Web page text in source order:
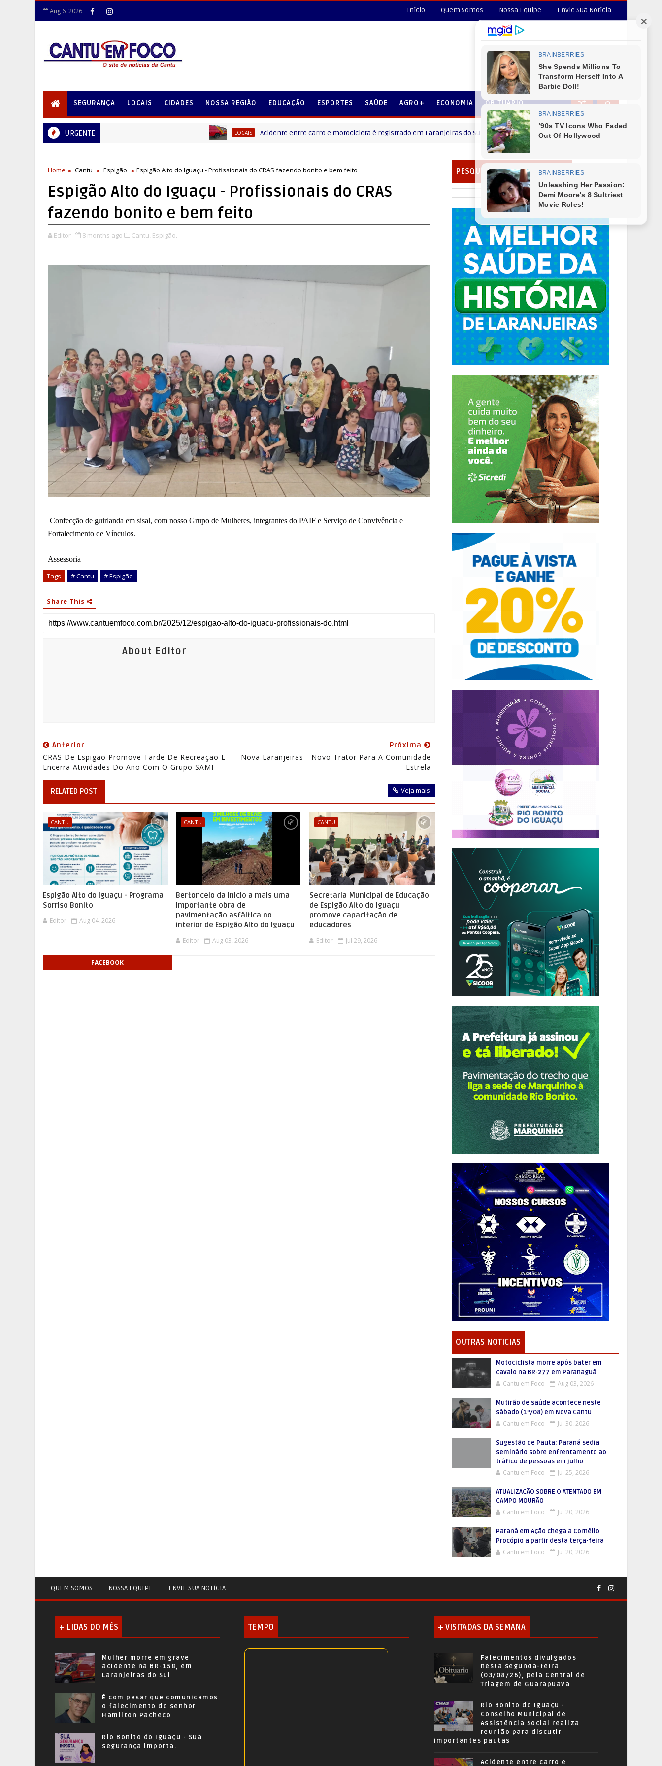
Aug 6, 2026 Início Quem Somos Nossa Equipe Envie Sua Notícia
SEGURANÇA LOCAIS CIDADES NOSSA REGIÃO EDUCAÇÃO ESPORTES SAÚDE AGRO+ ECONOMIA OBITUÁRIO
URGENTE LOCAIS Acidente entre carro e motocicleta é registrado em Laranjeiras do Sul CANTU Reserva do Iguaçu - Convite: Coleta de
Home Cantu Espigão Espigão Alto do Iguaçu - Profissionais do CRAS fazendo bonito e bem feito
Espigão Alto do Iguaçu - Profissionais do CRAS
fazendo bonito e bem feito
Editor 8 months ago Cantu, Espigão,
Confecção de guirlanda em sisal, com nosso Grupo de Mulheres, integrantes do PAIF e Serviço de Convivência e
Fortalecimento de Vínculos.
Assessoria
Tags # Cantu # Espigão
Share This
About Editor
Anterior
CRAS De Espigão Promove Tarde De Recreação E
Encerra Atividades Do Ano Com O Grupo SAMI
Próxima
Nova Laranjeiras - Novo Trator Para A Comunidade
Estrela
RELATED POST Veja mais
CANTU
Espigão Alto do Iguaçu - Programa
Sorriso Bonito
Editor Aug 04, 2026
CANTU
Bertoncelo da inicio a mais uma
importante obra de
pavimentação asfáltica no
interior de Espigão Alto do Iguaçu
Editor Aug 03, 2026
CANTU
Secretaria Municipal de Educação
de Espigão Alto do Iguaçu
promove capacitação de
educadores
Editor Jul 29, 2026
FACEBOOK
PESQUISAR EM NOSSO PORTAL
OUTRAS NOTICIAS
Motociclista morre após bater em
cavalo na BR-277 em Paranaguá
Cantu em Foco Aug 03, 2026
Mutirão de saúde acontece neste
sábado (1º/08) em Nova Cantu
Cantu em Foco Jul 30, 2026
Sugestão de Pauta: Paraná sedia
seminário sobre enfrentamento ao
tráfico de pessoas em julho
Cantu em Foco Jul 25, 2026
ATUALIZAÇÃO SOBRE O ATENTADO EM
CAMPO MOURÃO
Cantu em Foco Jul 20, 2026
Paraná em Ação chega a Cornélio
Procópio a partir desta terça-feira
Cantu em Foco Jul 20, 2026
QUEM SOMOS NOSSA EQUIPE ENVIE SUA NOTÍCIA
+ LIDAS DO MÊS
Mulher morre em grave
acidente na BR-158, em
Laranjeiras do Sul
É com pesar que comunicamos
o falecimento do senhor
Hamilton Pacheco
Rio Bonito do Iguaçu - Sua
segurança importa.
TEMPO + VISITADAS DA SEMANA
Falecimentos divulgados
nesta segunda-feira
(03/08/26), pela Central de
Triagem de Guarapuava
Rio Bonito do Iguaçu -
Conselho Municipal de
Assistência Social realiza
reunião para discutir
importantes pautas
Acidente entre carro e